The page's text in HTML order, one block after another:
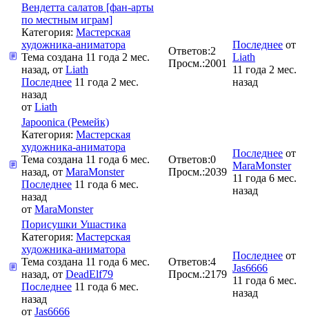
Вендетта салатов [фан-арты
по местным играм]
Категория: Мастерская
художника-аниматора
Тема создана 11 года 2 мес.
назад, от Liath
Последнее 11 года 2 мес.
назад
от Liath
Ответов:2
Просм.:2001
Последнее от
Liath
11 года 2 мес.
назад
Japoonica (Ремейк)
Категория: Мастерская
художника-аниматора
Тема создана 11 года 6 мес.
назад, от MaraMonster
Последнее 11 года 6 мес.
назад
от MaraMonster
Ответов:0
Просм.:2039
Последнее от
MaraMonster
11 года 6 мес.
назад
Порисушки Ушастика
Категория: Мастерская
художника-аниматора
Тема создана 11 года 6 мес.
назад, от DeadElf79
Последнее 11 года 6 мес.
назад
от Jas6666
Ответов:4
Просм.:2179
Последнее от
Jas6666
11 года 6 мес.
назад